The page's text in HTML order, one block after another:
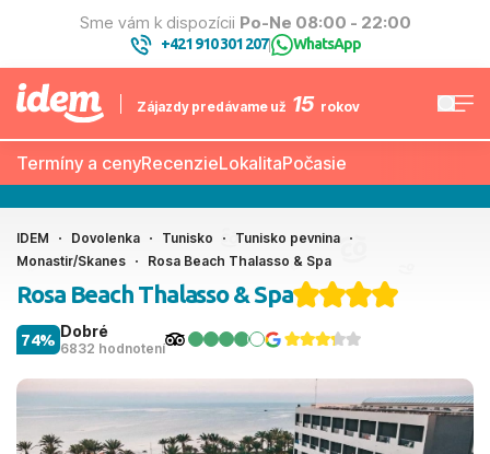
Sme vám k dispozícii Po-Ne 08:00 - 22:00
+421 910 301 207| WhatsApp
Zájazdy predávame už 15 rokov
Termíny a cenyRecenzieLokalitaPočasie
IDEM Dovolenka Tunisko
Tunisko pevnina
Monastir/Skanes
Rosa Beach Thalasso & Spa
Rosa Beach Thalasso & Spa
Dobré
6832 hodnotení
74%